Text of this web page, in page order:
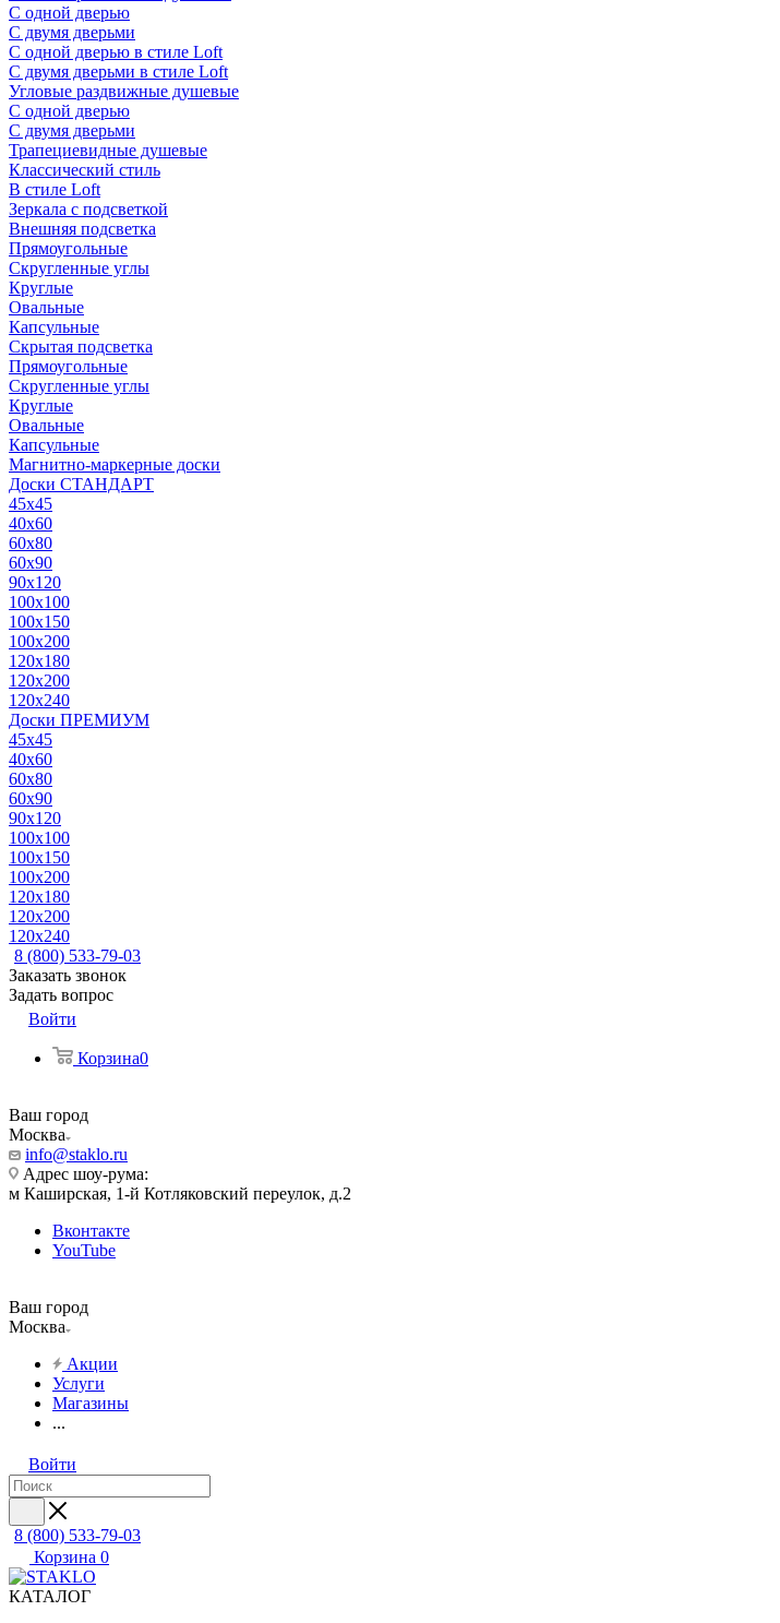
С одной дверью
С двумя дверьми
С одной дверью в стиле Loft
С двумя дверьми в стиле Loft
Угловые раздвижные душевые
С одной дверью
С двумя дверьми
Трапециевидные душевые
Классический стиль
В стиле Loft
Зеркала с подсветкой
Внешняя подсветка
Прямоугольные
Скругленные углы
Круглые
Овальные
Капсульные
Скрытая подсветка
Прямоугольные
Скругленные углы
Круглые
Овальные
Капсульные
Магнитно-маркерные доски
Доски СТАНДАРТ
45x45
40x60
60x80
60x90
90x120
100x100
100x150
100x200
120x180
120x200
120x240
Доски ПРЕМИУМ
45x45
40x60
60x80
60x90
90x120
100x100
100x150
100x200
120x180
120x200
120x240
8 (800) 533-79-03
Заказать звонок
Задать вопрос
Войти
Корзина0
Ваш город
Москва
info@staklo.ru
Адрес шоу-рума:
м Каширская, 1-й Котляковский переулок, д.2
Вконтакте
YouTube
Ваш город
Москва
Акции
Услуги
Магазины
...
Войти
8 (800) 533-79-03
Корзина 0
КАТАЛОГ